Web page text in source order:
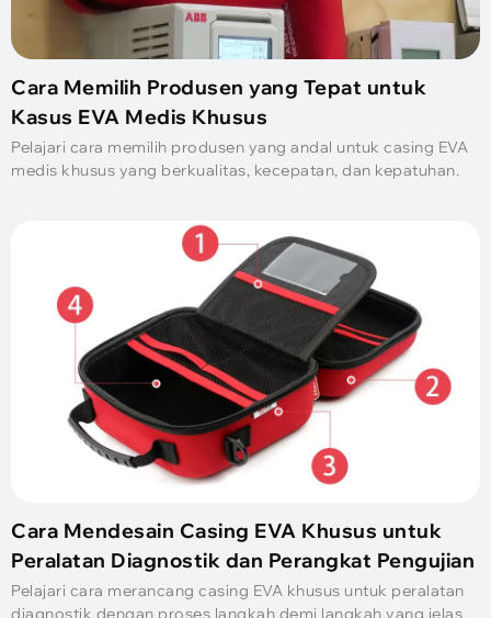
Cara Memilih Produsen yang Tepat untuk
Kasus EVA Medis Khusus
Pelajari cara memilih produsen yang andal untuk casing EVA
medis khusus yang berkualitas, kecepatan, dan kepatuhan.
Cara Mendesain Casing EVA Khusus untuk
Peralatan Diagnostik dan Perangkat Pengujian
Pelajari cara merancang casing EVA khusus untuk peralatan
diagnostik dengan proses langkah demi langkah yang jelas